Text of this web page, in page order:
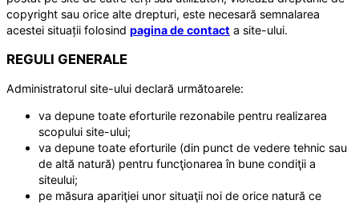
copyright sau orice alte drepturi, este necesară semnalarea
acestei situații folosind pagina de contact a site-ului.
REGULI GENERALE
Administratorul site-ului declară următoarele:
va depune toate eforturile rezonabile pentru realizarea
scopului site-ului;
va depune toate eforturile (din punct de vedere tehnic sau
de altă natură) pentru funcţionarea în bune condiţii a
siteului;
pe măsura apariţiei unor situaţii noi de orice natură ce